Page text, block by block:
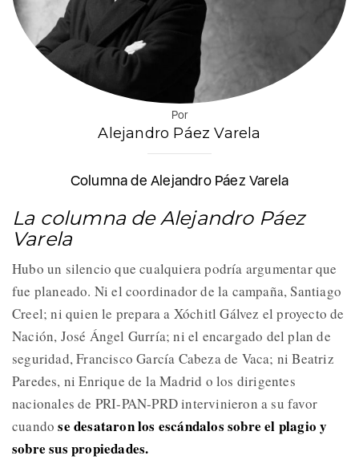
Por
Alejandro Páez Varela
Columna de Alejandro Páez Varela
La columna de Alejandro Páez
Varela
Hubo un silencio que cualquiera podría argumentar que
fue planeado. Ni el coordinador de la campaña, Santiago
Creel; ni quien le prepara a Xóchitl Gálvez el proyecto de
Nación, José Ángel Gurría; ni el encargado del plan de
seguridad, Francisco García Cabeza de Vaca; ni Beatriz
Paredes, ni Enrique de la Madrid o los dirigentes
nacionales de PRI-PAN-PRD intervinieron a su favor
cuandose desataron los escándalos sobre el plagio y
sobre sus propiedades.